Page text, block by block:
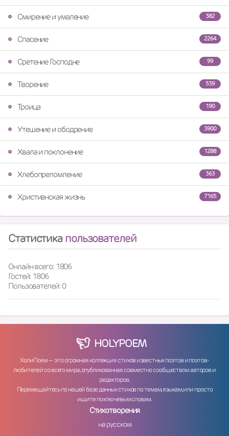
382
Смирение и умаление
2264
Спасение
99
Сретение Господне
539
Творение
190
Троица
3900
Утешение и ободрение
1288
Хвала и поклонение
363
Хлебопреломление
7165
Христианская жизнь
Статистика пользователей
Онлайн всего: 1806
Гостей: 1806
Пользователей: 0
HOLYPOEM
ХолиПоем — это огромная коллекция стихов известных поэтов и поэтов-
любителей со всего мира, опубликованная совместно сообществом авторов и
редакторов.
Перемещайтесь по нашей базе данных стихов по темам, языкам, или просто
ищите по ключевым словам.
Стихотворения
на русском